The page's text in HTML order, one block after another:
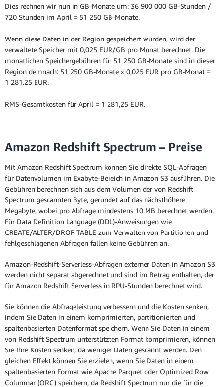
Dies rechnen wir nun in GB-Monate um: 36 900 000 GB-Stunden /
720 Stunden im April = 51 250 GB-Monate.
Wenn diese Daten in der Region gespeichert wurden, wird der
verwaltete Speicher mit 0,025 EUR/GB pro Monat berechnet. Die
monatlichen Speichergebühren für 51 250 GB-Monate sind in dieser
Region demnach: 51 250 GB-Monate x 0,025 EUR pro GB-Monat =
1 281.25 EUR.
RMS-Gesamtkosten für April = 1 281,25 EUR.
Amazon Redshift Spectrum – Preise
Mit Amazon Redshift Spectrum können Sie direkte SQL-Abfragen
für Datenvolumen im Exabyte-Bereich in Amazon S3 ausführen. Die
Gebühren berechnen sich aus dem Volumen der von Redshift
Spectrum gescannten Byte, gerundet auf das nächsthöhere
Megabyte, wobei pro Abfrage mindestens 10 MB berechnet werden.
Für Data Definition Language (DDL)-Anweisungen wie
CREATE/ALTER/DROP TABLE zum Verwalten von Partitionen und
fehlgeschlagenen Abfragen fallen keine Gebühren an.
Amazon-Redshift-Serverless-Abfragen externer Daten in Amazon S3
werden nicht separat abgerechnet und sind im Betrag enthalten, der
für Amazon Redshift Serverless in RPU-Stunden berechnet wird.
Sie können die Abfrageleistung verbessern und die Kosten senken,
indem Sie Daten in einem komprimierten, partitionierten und
spaltenbasierten Datenformat speichern. Wenn Sie Daten in einem
von Redshift Spectrum unterstützten Format komprimieren, können
Sie Ihre Kosten senken, da weniger Daten gescannt werden. Den
gleichen Effekt können Sie erzielen, wenn Sie Daten in einem
spaltenbasierten Format wie Apache Parquet oder Optimized Row
Columnar (ORC) speichern, da Redshift Spectrum nur die für die